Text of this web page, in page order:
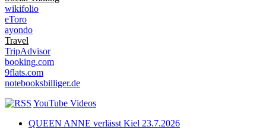
wikifolio
eToro
ayondo
Travel
TripAdvisor
booking.com
9flats.com
notebooksbilliger.de
YouTube Videos
QUEEN ANNE verlässt Kiel 23.7.2026